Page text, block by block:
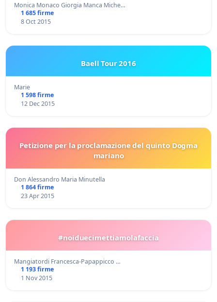
Monica Monaco Giorgia Manca Miche…
1 685 firme
8 Oct 2015
Baell Tour 2016
Marie
1 598 firme
12 Dec 2015
Petizione per la proclamazione del quinto Dogma
mariano
Don Alessandro Maria Minutella
1 864 firme
23 Apr 2015
#noiduecimettiamolafaccia
Mangiatordi Francesca-Papappicco …
1 193 firme
1 Nov 2015